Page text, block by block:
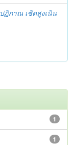
ปฏิภาณ เชิดสูงเนิน
1
1